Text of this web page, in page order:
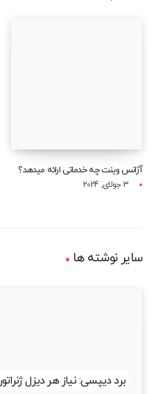
آژانس وینت چه خدماتی ارائه میدهد؟
3 جولای, 2024
سایر نوشته ها
برد دیپسی: نیاز هر دیزل ژنراتور